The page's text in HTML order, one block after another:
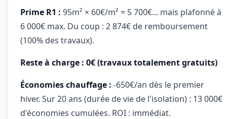
Prime R1 : 95m² × 60€/m² = 5 700€... mais plafonné à
6 000€ max. Du coup : 2 874€ de remboursement
(100% des travaux).
Reste à charge : 0€ (travaux totalement gratuits)
Économies chauffage : -650€/an dès le premier
hiver. Sur 20 ans (durée de vie de l'isolation) : 13 000€
d'économies cumulées. ROI : immédiat.